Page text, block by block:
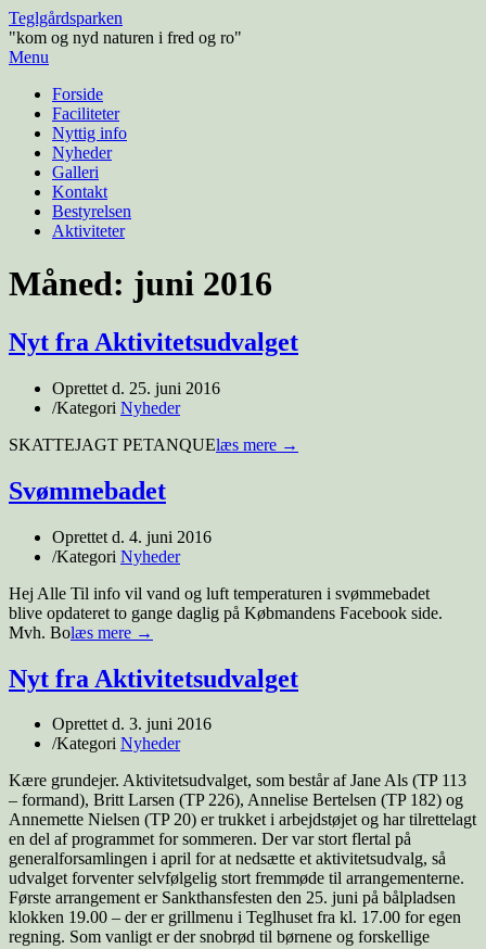
Teglgårdsparken
"kom og nyd naturen i fred og ro"
Menu
Forside
Faciliteter
Nyttig info
Nyheder
Galleri
Kontakt
Bestyrelsen
Aktiviteter
Måned: juni 2016
Nyt fra Aktivitetsudvalget
Oprettet d. 25. juni 2016
/Kategori Nyheder
SKATTEJAGT PETANQUElæs mere →
Svømmebadet
Oprettet d. 4. juni 2016
/Kategori Nyheder
Hej Alle Til info vil vand og luft temperaturen i svømmebadet
blive opdateret to gange daglig på Købmandens Facebook side.
Mvh. Bolæs mere →
Nyt fra Aktivitetsudvalget
Oprettet d. 3. juni 2016
/Kategori Nyheder
Kære grundejer. Aktivitetsudvalget, som består af Jane Als (TP 113
– formand), Britt Larsen (TP 226), Annelise Bertelsen (TP 182) og
Annemette Nielsen (TP 20) er trukket i arbejdstøjet og har tilrettelagt
en del af programmet for sommeren. Der var stort flertal på
generalforsamlingen i april for at nedsætte et aktivitetsudvalg, så
udvalget forventer selvfølgelig stort fremmøde til arrangementerne.
Første arrangement er Sankthansfesten den 25. juni på bålpladsen
klokken 19.00 – der er grillmenu i Teglhuset fra kl. 17.00 for egen
regning. Som vanligt er der snobrød til børnene og forskellige